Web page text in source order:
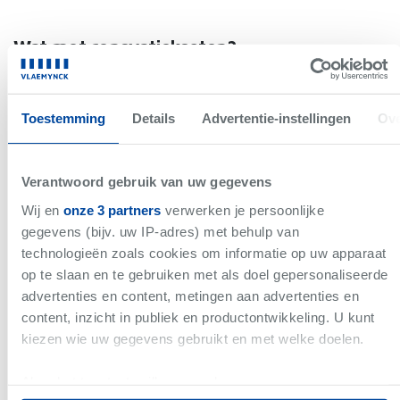
Toestemming Details Advertentie-instellingen
Verantwoord gebruik van uw gegevens
Wij en onze 3 partnersverwerken je persoonlijke
gegevens (bijv. uw IP-adres) met behulp van
technologieën zoals cookies om informatie op uw apparaat
op te slaan en te gebruiken met als doel gepersonaliseerde
advertenties en content, metingen aan advertenties en
content, inzicht in publiek en productontwikkeling. U kunt
kiezen wie uw gegevens gebruikt en met welke doelen.
Wat met renovatiekosten?
kunnen een serieuze impact hebben op je budget:
of Fverplicht te renoveren naar label D binnen
na aankoop.
Tegen 2040 moeten alle risicovolle asbesthoudende
materialen uit gebouwen verwijderd worden.
🔨Tip: Plan op voorhand eenrenovatiebudgetin. Heb je zelf
geen ervaring met verbouwen? Ga niet alleen kijken, maar neem
een expert mee (bv. aannemer, architect of bouwkundige kennis).
Yes, je hebt een pand gevonden waar je helemaal enthousiast van